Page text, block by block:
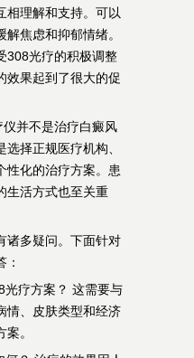
相理解和支持。可以
焦虑和抑郁情绪。
308光疗的积极调整
效果起到了很大的促
并不是治疗白癜风
择正规医疗机构、
性化的治疗方案。患
生活方式也至关重
诸多疑问。下面针对
光疗方案？ 这需要与
情、皮肤类型和经济
。